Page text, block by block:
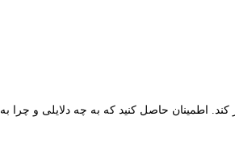
اطمینان حاصل کنید که به چه دلایلی و چرا به